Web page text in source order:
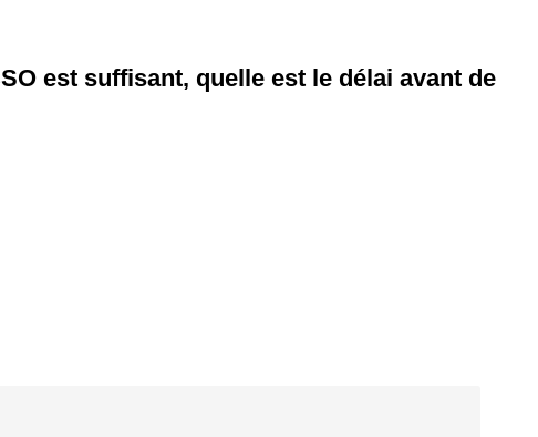
est suffisant, quelle est le délai avant de